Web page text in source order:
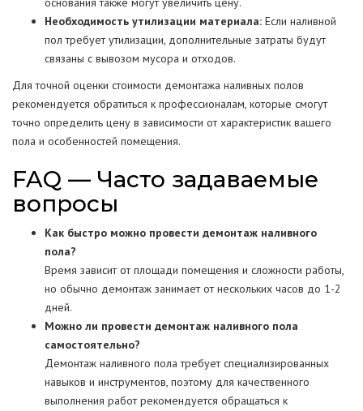
Необходимость утилизации материала: Если наливной
пол требует утилизации, дополнительные затраты будут
связаны с вывозом мусора и отходов.
Для точной оценки стоимости демонтажа наливных полов
рекомендуется обратиться к профессионалам, которые смогут
точно определить цену в зависимости от характеристик вашего
пола и особенностей помещения.
FAQ — Часто задаваемые
вопросы
Как быстро можно провести демонтаж наливного
пола?
Время зависит от площади помещения и сложности работы,
но обычно демонтаж занимает от нескольких часов до 1-2
дней.
Можно ли провести демонтаж наливного пола
самостоятельно?
Демонтаж наливного пола требует специализированных
навыков и инструментов, поэтому для качественного
выполнения работ рекомендуется обращаться к